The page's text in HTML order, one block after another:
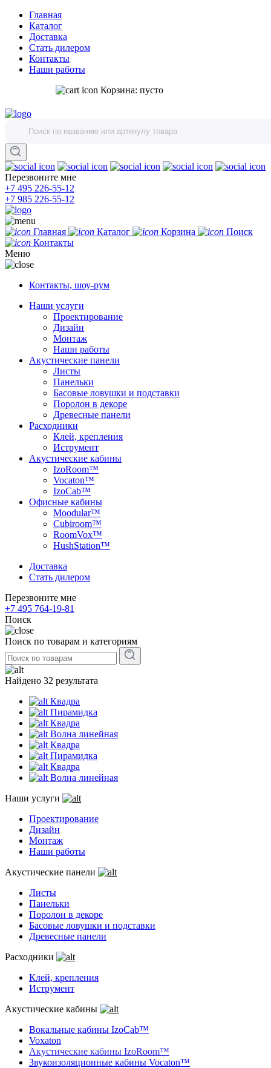
Главная
Каталог
Доставка
Стать дилером
Контакты
Наши работы
Корзина: пусто
Перезвоните мне
+7 495 226-55-12
+7 985 226-55-12
Главная Каталог Корзина
Поиск
Контакты
Меню
Контакты, шоу-рум
Наши услуги
Проектирование
Дизайн
Монтаж
Наши работы
Акустические панели
Листы
Панельки
Басовые ловушки и подставки
Поролон в декоре
Древесные панели
Расходники
Клей, крепления
Иструмент
Акустические кабины
IzoRoom™
Vocaton™
IzoCab™
Офисные кабины
Moodular™
Cubiroom™
RoomVox™
HushStation™
Доставка
Стать дилером
Перезвоните мне
+7 495 764-19-81
Поиск
Поиск по товарам и категориям
Найдено 32 результата
Квадра
Пирамидка
Квадра
Волна линейная
Квадра
Пирамидка
Квадра
Волна линейная
Наши услуги
Проектирование
Дизайн
Монтаж
Наши работы
Акустические панели
Листы
Панельки
Поролон в декоре
Басовые ловушки и подставки
Древесные панели
Расходники
Клей, крепления
Иструмент
Акустические кабины
Вокальные кабины IzoCab™
Voxaton
Акустические кабины IzoRoom™
Звукоизоляционные кабины Vocaton™